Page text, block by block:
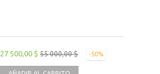
27 500,00 $ 55 000,00 $ -50%